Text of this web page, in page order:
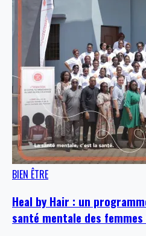
BIEN ÊTRE
Heal by Hair : un
santé mentale des femmes